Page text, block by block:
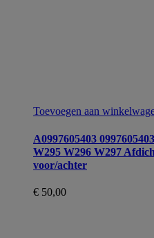
Toevoegen aan
A0997605403
W295 W296 W297
voor/achter
€ 50,00